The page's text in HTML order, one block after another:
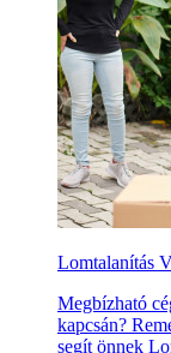
Lomtalanítás
Megbízható
kapcsán?
segít önnek